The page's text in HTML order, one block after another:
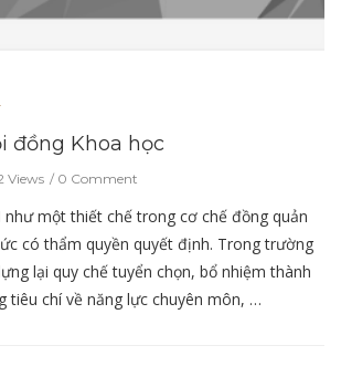
đồng Khoa học
Views 0 Comment
như một thiết chế trong cơ chế đồng quản
có thẩm quyền quyết định. Trong trường
lại quy chế tuyển chọn, bổ nhiệm thành
tiêu chí về năng lực chuyên môn, …